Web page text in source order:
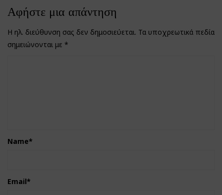
Αφήστε μια απάντηση
Η ηλ. διεύθυνση σας δεν δημοσιεύεται. Τα υποχρεωτικά πεδία
σημειώνονται με *
Name*
Email*